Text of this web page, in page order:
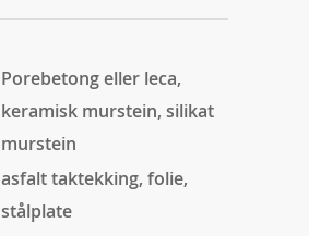
Porebetong eller leca,
keramisk murstein, silikat
murstein
asfalt taktekking, folie,
stålplate